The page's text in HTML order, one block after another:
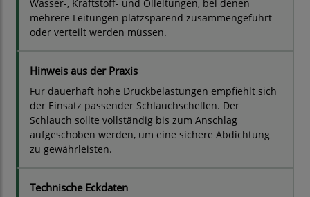
Wasser-, Kraftstoff- und Ölleitungen, bei denen
mehrere Leitungen platzsparend zusammengeführt
oder verteilt werden müssen.
Hinweis aus der Praxis
Für dauerhaft hohe Druckbelastungen empfiehlt sich
der Einsatz passender Schlauchschellen. Der
Schlauch sollte vollständig bis zum Anschlag
aufgeschoben werden, um eine sichere Abdichtung
zu gewährleisten.
Technische Eckdaten